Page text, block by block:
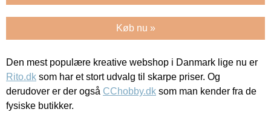
Køb nu »
Den mest populære kreative webshop i Danmark lige nu er
Rito.dk som har et stort udvalg til skarpe priser. Og
derudover er der også CChobby.dk som man kender fra de
fysiske butikker.